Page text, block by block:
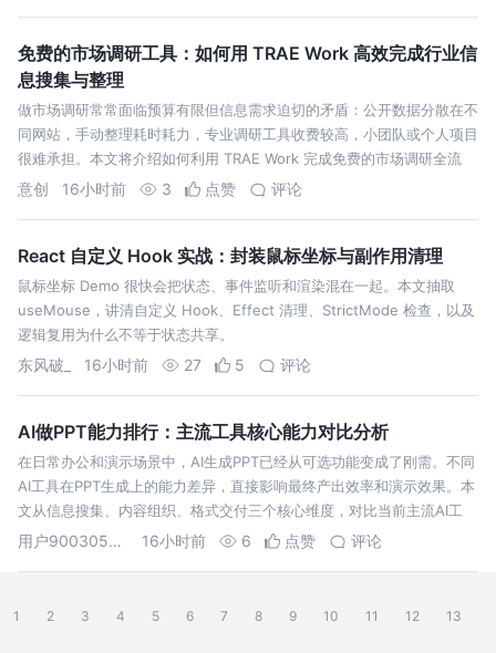
免费的市场调研工具：如何用 TRAE Work 高效完成行业信
息搜集与整理
做市场调研常常面临预算有限但信息需求迫切的矛盾：公开数据分散在不
同网站，手动整理耗时耗力，专业调研工具收费较高，小团队或个人项目
很难承担。本文将介绍如何利用 TRAE Work 完成免费的市场调研全流
意创 16小时前 3 点赞 评论
React 自定义 Hook 实战：封装鼠标坐标与副作用清理
鼠标坐标 Demo 很快会把状态、事件监听和渲染混在一起。本文抽取
useMouse，讲清自定义 Hook、Effect 清理、StrictMode 检查，以及
逻辑复用为什么不等于状态共享。
东风破_ 16小时前 27 5 评论
AI做PPT能力排行：主流工具核心能力对比分析
在日常办公和演示场景中，AI生成PPT已经从可选功能变成了刚需。不同
AI工具在PPT生成上的能力差异，直接影响最终产出效率和演示效果。本
文从信息搜集、内容组织、格式交付三个核心维度，对比当前主流AI工
用户90030509362 16小时前 6 点赞 评论
1 2 3 4 5 6 7 8 9 10 11 12 13